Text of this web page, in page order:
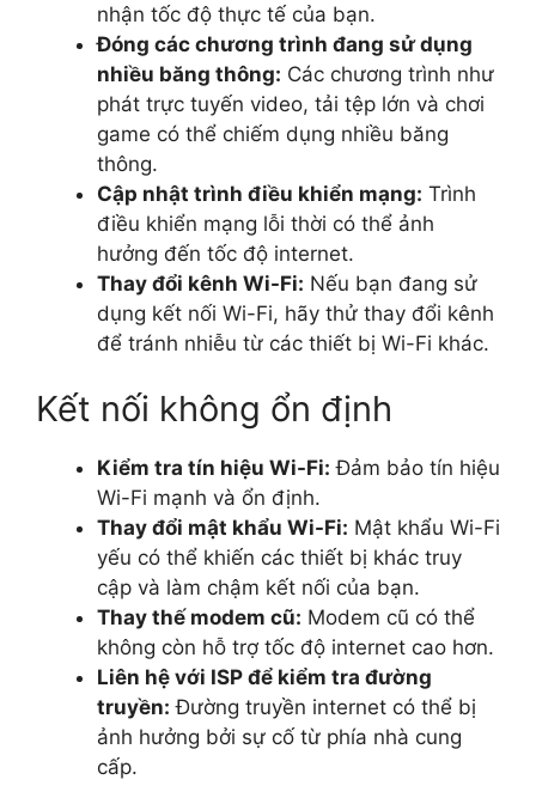
nhận tốc độ thực tế của bạn.
Đóng các chương trình đang sử dụng
nhiều băng thông: Các chương trình như
phát trực tuyến video, tải tệp lớn và chơi
game có thể chiếm dụng nhiều băng
thông.
Cập nhật trình điều khiển mạng: Trình
điều khiển mạng lỗi thời có thể ảnh
hưởng đến tốc độ internet.
Thay đổi kênh Wi-Fi: Nếu bạn đang sử
dụng kết nối Wi-Fi, hãy thử thay đổi kênh
để tránh nhiễu từ các thiết bị Wi-Fi khác.
Kết nối không ổn định
Kiểm tra tín hiệu Wi-Fi: Đảm bảo tín hiệu
Wi-Fi mạnh và ổn định.
Thay đổi mật khẩu Wi-Fi: Mật khẩu Wi-Fi
yếu có thể khiến các thiết bị khác truy
cập và làm chậm kết nối của bạn.
Thay thế modem cũ: Modem cũ có thể
không còn hỗ trợ tốc độ internet cao hơn.
Liên hệ với ISP để kiểm tra đường
truyền: Đường truyền internet có thể bị
ảnh hưởng bởi sự cố từ phía nhà cung
cấp.